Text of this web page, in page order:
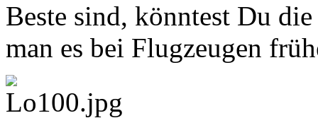
Beste sind, könntest Du
man es bei Flugzeugen